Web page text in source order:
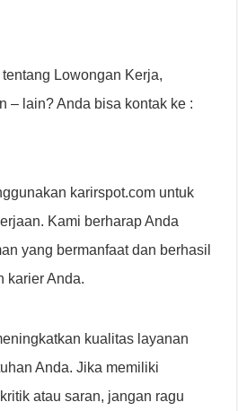
Lowongan Kerja,
– lain? Anda bisa kontak ke :
karirspot.com untuk
Kami berharap Anda
yang bermanfaat dan berhasil
karier Anda.
kualitas layanan
Anda. Jika memiliki
atau saran, jangan ragu